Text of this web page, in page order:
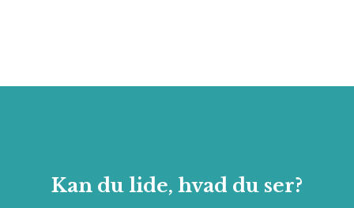
Kan du lide, hvad du ser?